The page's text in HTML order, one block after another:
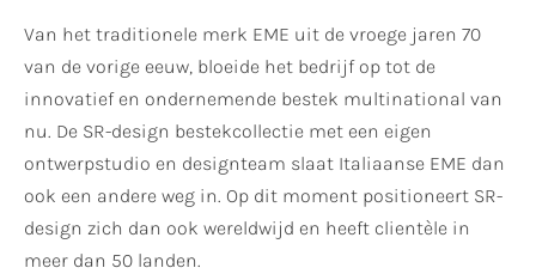
Van het traditionele merk EME uit de vroege jaren 70
van de vorige eeuw, bloeide het bedrijf op tot de
innovatief en ondernemende bestek multinational van
nu. De SR-design bestekcollectie met een eigen
ontwerpstudio en designteam slaat Italiaanse EME dan
ook een andere weg in. Op dit moment positioneert SR-
design zich dan ook wereldwijd en heeft clientèle in
meer dan 50 landen.